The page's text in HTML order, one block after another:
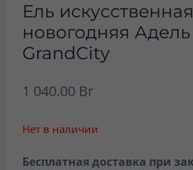
Ель искусственная
новогодняя
GrandCity
1 040.00 Br
Нет в наличии
Бесплатная доставка при